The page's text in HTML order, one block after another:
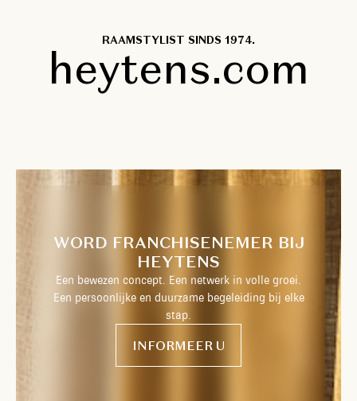
RAAMSTYLIST SINDS 1974.
heytens.com
WORD FRANCHISENEMER BIJ
HEYTENS
Een bewezen concept. Een netwerk in volle groei.
Een persoonlijke en duurzame begeleiding bij elke
stap.
INFORMEER U